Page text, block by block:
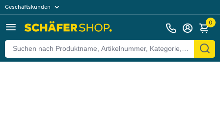
Geschäftskunden
0
Zurück